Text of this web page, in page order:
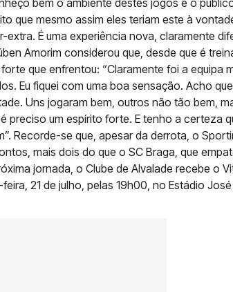
que mesmo assim eles teriam este à
É uma experiência nova, claramente
Amorim considerou que, desde que é
que enfrentou: “Claramente foi a equipa
Eu fiquei com uma boa sensação. Acho
Uns jogaram bem, outros não tão bem,
preciso um espírito forte. E tenho a certeza
Recorde-se que, apesar da derrota, o
mais dois do que o SC Braga, que
jornada, o Clube de Alvalade recebe o
21 de julho, pelas 19h00, no Estádio